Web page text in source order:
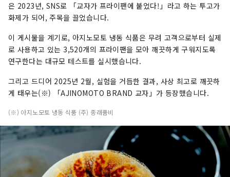
은 2023년, SNS로 「교자가 프라이팬에 붙었다!」라고 하는 투고가
화제가 되어, 주목을 끌었습니다.
이 게시물을 계기로, 아지노모토 냉동 식품은 무려 고객으로부터 실제
로 사용하고 있는 3,520개의 프라이팬을 모아 깨끗하게 구워지도록
연구한다는 대규모 테스트를 실시했습니다.
그리고 드디어 2025년 2월, 실험을 거듭한 결과, 사상 최고로 깨끗하
게 태우는(※) 「AJINOMOTO BRAND 교자」가 등장했습니다.
(※) 아지노모토 냉동 식품 (주) 종래품비